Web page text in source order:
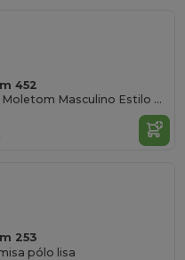
452
MalfiniPremium Moletom Masculino Estilo Esportivo
253
pólo lisa